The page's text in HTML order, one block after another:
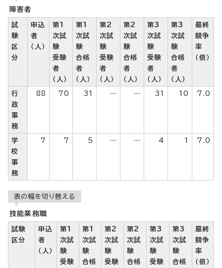
障害者
試
験
区
分
申込
者
（人）
第1
次試
験
受験
者
（人）
第1
次試
験
合格
者
（人）
第2
次試
験
受験
者
（人）
第2
次試
験
合格
者
（人）
第3
次試
験
受験
者
（人）
第3
次試
験
合格
者
（人）
最終
競争
率
（倍）
行
政
事
務
88 70 31 ― ― 31 10 7.0
学
校
事
務
7 7 5 ― ― 4 1 7.0
表の幅を切り替える
技能業務職
試験
区分
申込
者
（人）
第1
次試
験
受験
第1
次試
験
合格
第2
次試
験
受験
第2
次試
験
合格
第3
次試
験
受験
第3
次試
験
合格
最終
競争
率
（倍）